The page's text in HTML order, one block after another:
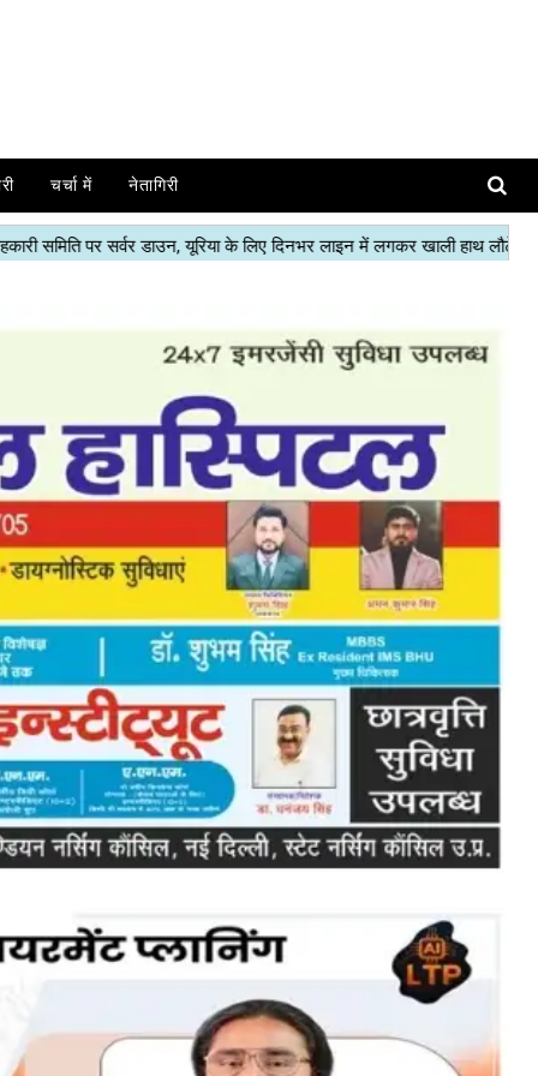
चर्चा में नेतागिरी